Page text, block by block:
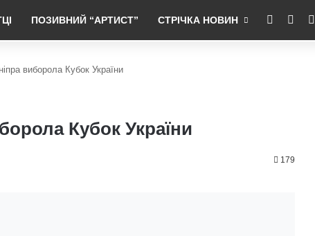
ПОЗИВНИЙ “АРТИСТ” СТРІЧКА НОВИН RSS
виборола Кубок України
Кубок України
179